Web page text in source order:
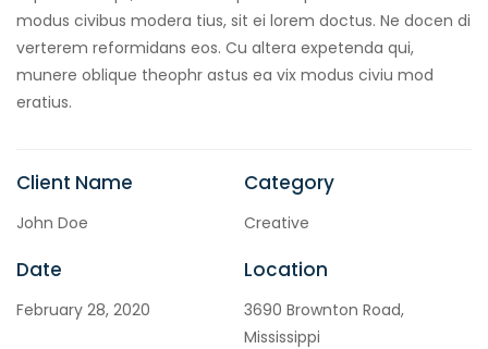
modus civibus modera tius, sit ei lorem doctus. Ne docen di
verterem reformidans eos. Cu altera expetenda qui,
munere oblique theophr astus ea vix modus civiu mod
eratius.
Client Name
John Doe
Category
Creative
Date
February 28, 2020
Location
3690 Brownton Road,
Mississippi